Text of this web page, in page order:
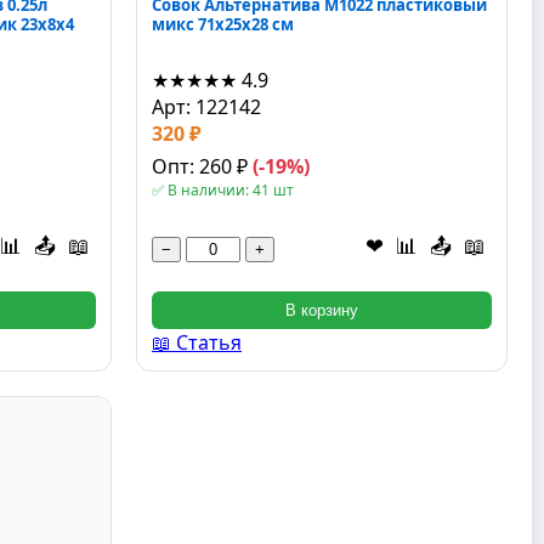
0.25л
23x8x4
📊 📤 📖
Совок Альтернатива М1022 пластиковый
микс 71x25x28 см
★★★★★ 4.9
Арт: 122142
320 ₽
Опт: 260 ₽(-19%)
✅ В наличии: 41 шт
− + ❤ 📊 📤 📖
В корзину
📖 Статья